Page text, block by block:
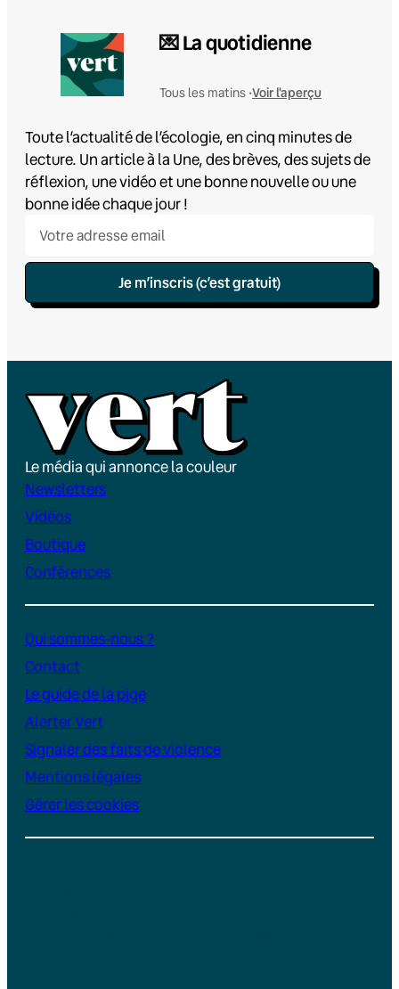
💌 La quotidienne
Tous les matins •Voir l'aperçu
Toute l’actualité de l’écologie, en cinq minutes de
lecture. Un article à la Une, des brèves, des sujets de
réflexion, une vidéo et une bonne nouvelle ou une
bonne idée chaque jour !
Je m’inscris (c’est gratuit)
Le média qui annonce la couleur
Newsletters
Vidéos
Boutique
Conférences
Qui sommes-nous ?
Contact
Le guide de la pige
Alerter Vert
Signaler des faits de violence
Mentions légales
Gérer les cookies